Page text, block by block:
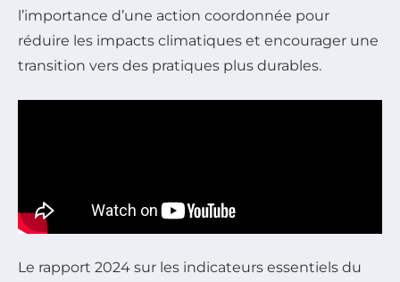
l’importance d’une action coordonnée pour
réduire les impacts climatiques et encourager une
transition vers des pratiques plus durables.
Le rapport 2024 sur les indicateurs essentiels du